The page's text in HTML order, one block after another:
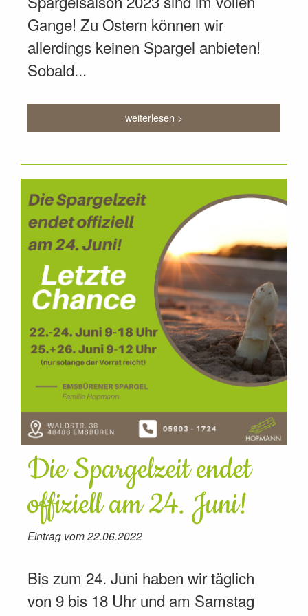
Gange! Zu Ostern können wir
allerdings keinen Spargel anbieten!
Sobald...
weiterlesen >
Die Spargelzeit endet
offiziell am 24. Juni!
Eintrag vom 22.06.2022
Bis zum 24. Juni haben wir täglich
von 9 bis 18 Uhr und am Samstag